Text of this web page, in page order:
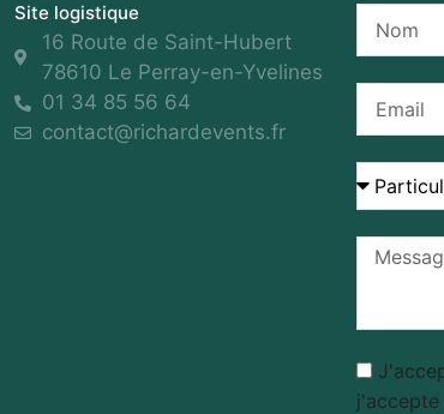
Site logistique
16 Route de Saint-Hubert
78610 Le Perray-en-Yvelines
01 34 85 56 64
contact@richardevents.fr
j'accepte